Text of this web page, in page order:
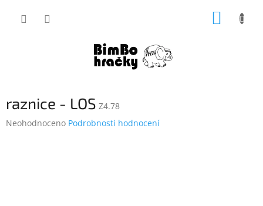
raznice - LOS Z4.78
Průměrné
Neohodnoceno Podrobnosti hodnocení